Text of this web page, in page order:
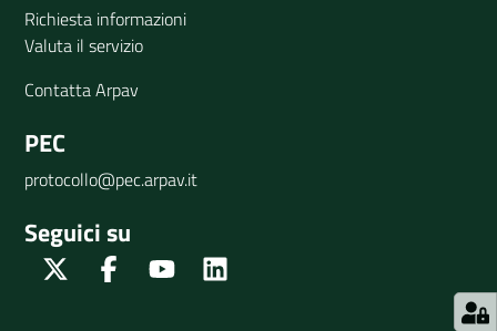
Richiesta informazioni
Valuta il servizio
Contatta Arpav
PEC
protocollo@pec.arpav.it
Seguici su
Twitter FacebookYoutube